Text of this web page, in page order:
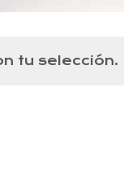
tu selección.